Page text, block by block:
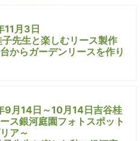
11月3日
先生と楽しむリース製作
からガーデンリースを作り
9月14日～10月14日吉谷桂
ス銀河庭園フォトスポット
ア～